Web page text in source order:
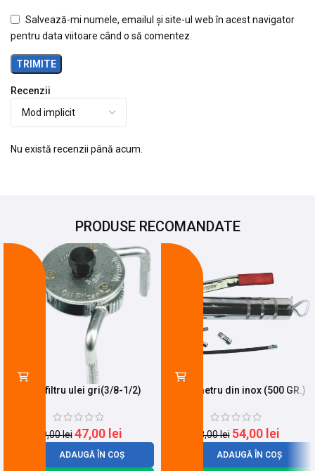
Recenzii
Nu există recenzii până acum.
Salvează-mi numele, emailul și site-ul web în acest navigator
pentru data viitoare când o să comentez.
PRODUSE RECOMANDATE
Cheie filtru ulei gri(3/8-1/2)
59,00lei 47,00 lei
ADAUGĂ ÎN COȘ
Decalimetru din inox (500 GR.)
68,00lei 54,00 lei
ADAUGĂ ÎN COȘ